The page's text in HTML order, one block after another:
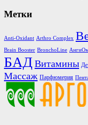
Метки
Anti-Oxidant Arthro Complex
Brain Booster BronchoLine
БАД Витамины
Массаж Парфюмерия